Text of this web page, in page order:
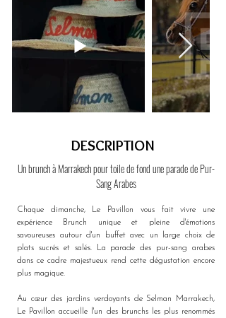
DESCRIPTION
Un brunch à Marrakech pour toile de fond une parade de Pur-
Sang Arabes
Chaque dimanche, Le Pavillon vous fait vivre une
expérience Brunch unique et pleine d'émotions
savoureuses autour d'un buffet avec un large choix de
plats sucrés et salés. La parade des pur-sang arabes
dans ce cadre majestueux rend cette dégustation encore
plus magique.
Au cœur des jardins verdoyants de Selman Marrakech,
Le Pavillon accueille l'un des brunchs les plus renommés